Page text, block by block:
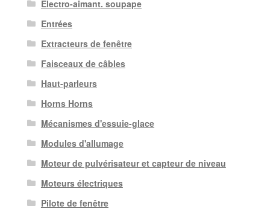
Électro-aimant. soupape
Entrées
Extracteurs de fenêtre
Faisceaux de câbles
Haut-parleurs
Horns Horns
Mécanismes d'essuie-glace
Modules d'allumage
Moteur de pulvérisateur et capteur de niveau
Moteurs électriques
Pilote de fenêtre